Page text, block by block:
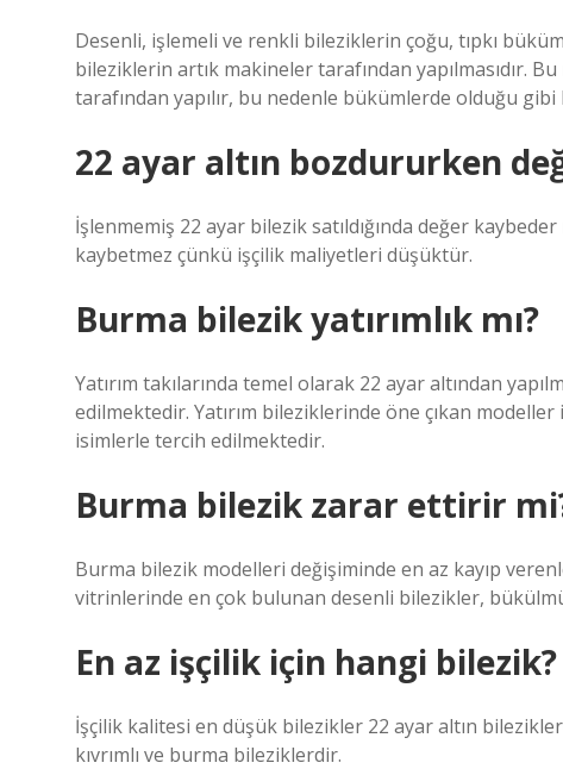
Desenli, işlemeli ve renkli bileziklerin çoğu, tıpkı
bileziklerin artık makineler tarafından yapılmasıdır.
tarafından yapılır, bu nedenle bükümlerde olduğu
22 ayar altın bozdururken
İşlenmemiş 22 ayar bilezik satıldığında değer
kaybetmez çünkü işçilik maliyetleri düşüktür.
Burma bilezik yatırımlık mı?
Yatırım takılarında temel olarak 22 ayar altından
edilmektedir. Yatırım bileziklerinde öne çıkan
isimlerle tercih edilmektedir.
Burma bilezik zarar ettirir
Burma bilezik modelleri değişiminde en az kayıp
vitrinlerinde en çok bulunan desenli bilezikler,
En az işçilik için hangi bilezik?
İşçilik kalitesi en düşük bilezikler 22 ayar altın
kıvrımlı ve burma bileziklerdir.